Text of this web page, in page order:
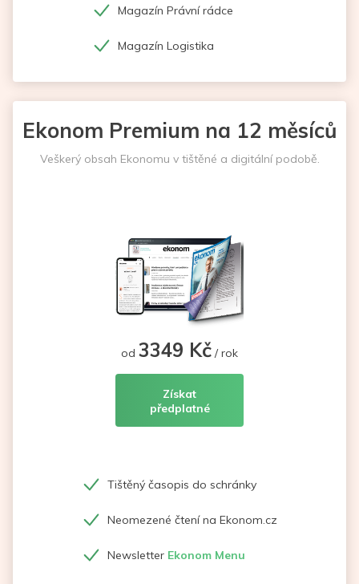
Magazín Právní rádce
Magazín Logistika
Ekonom Premium na 12 měsíců
Veškerý obsah Ekonomu v tištěné a digitální podobě.
od 3349 Kč / rok
Získat
předplatné
Tištěný časopis do schránky
Neomezené čtení na Ekonom.cz
Newsletter Ekonom Menu